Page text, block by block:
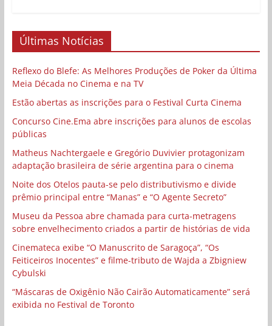
Últimas Notícias
Reflexo do Blefe: As Melhores Produções de Poker da Última
Meia Década no Cinema e na TV
Estão abertas as inscrições para o Festival Curta Cinema
Concurso Cine.Ema abre inscrições para alunos de escolas
públicas
Matheus Nachtergaele e Gregório Duvivier protagonizam
adaptação brasileira de série argentina para o cinema
Noite dos Otelos pauta-se pelo distributivismo e divide
prêmio principal entre “Manas” e “O Agente Secreto”
Museu da Pessoa abre chamada para curta-metragens
sobre envelhecimento criados a partir de histórias de vida
Cinemateca exibe “O Manuscrito de Saragoça”, “Os
Feiticeiros Inocentes” e filme-tributo de Wajda a Zbigniew
Cybulski
“Máscaras de Oxigênio Não Cairão Automaticamente” será
exibida no Festival de Toronto